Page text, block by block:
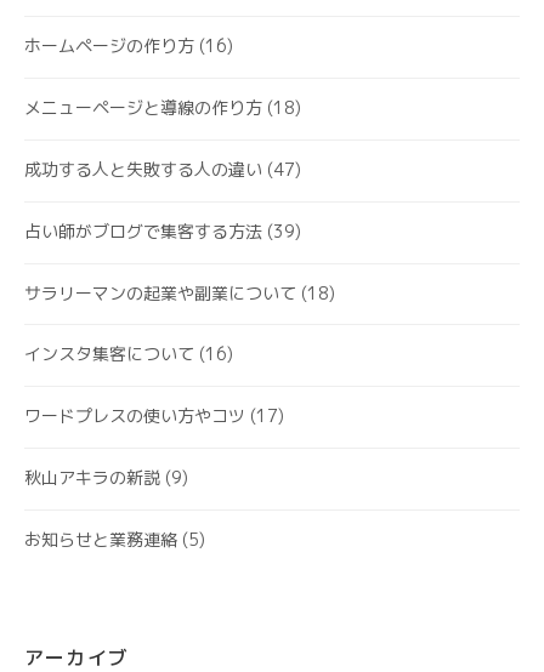
ホームページの作り方 (16)
メニューページと導線の作り方 (18)
成功する人と失敗する人の違い (47)
占い師がブログで集客する方法 (39)
サラリーマンの起業や副業について (18)
インスタ集客について (16)
ワードプレスの使い方やコツ (17)
秋山アキラの新説 (9)
お知らせと業務連絡 (5)
アーカイブ